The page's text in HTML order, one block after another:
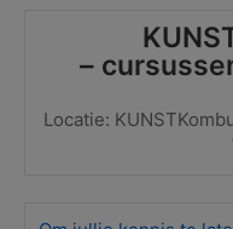
–
Locatie: